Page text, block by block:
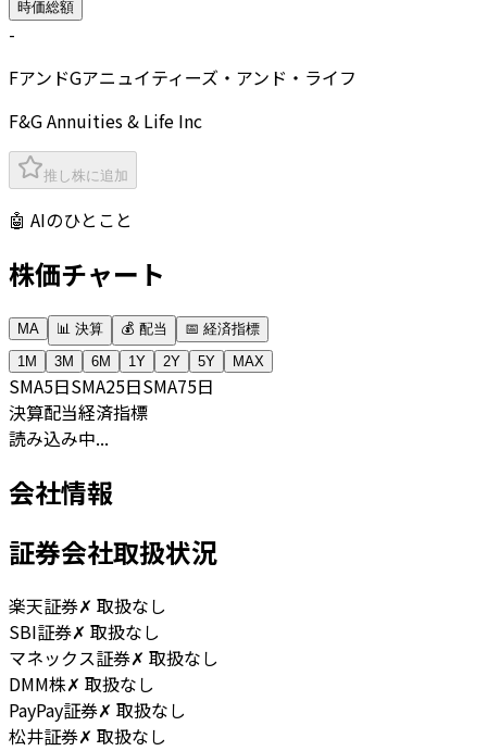
時価総額
-
FアンドGアニュイティーズ・アンド・ライフ
F&G Annuities & Life Inc
推し株に追加
🤖 AIのひとこと
株価チャート
MA 📊 決算 💰 配当
📅 経済指標
1M
3M 6M 1Y 2Y 5Y MAX
SMA5日SMA25日SMA75日
決算配当経済指標
読み込み中...
会社情報
証券会社取扱状況
楽天証券✗ 取扱なし
SBI証券✗ 取扱なし
マネックス証券✗ 取扱なし
DMM株✗ 取扱なし
PayPay証券✗ 取扱なし
松井証券✗ 取扱なし